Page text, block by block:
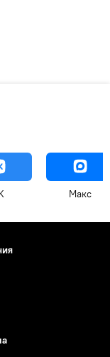
Макс